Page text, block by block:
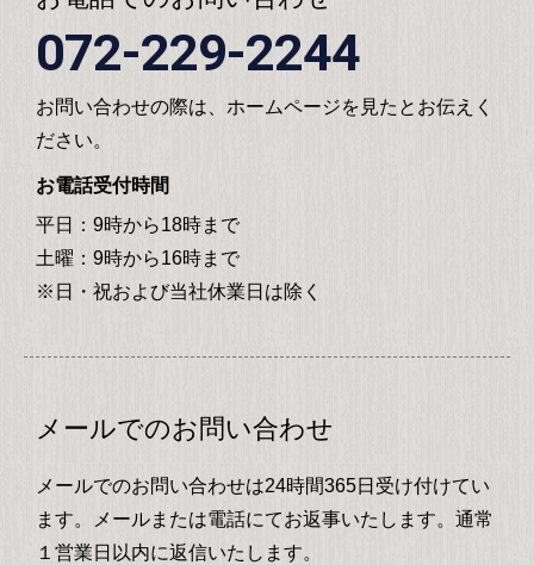
072-229-2244
お問い合わせの際は、ホームページを見たとお伝えく
ださい。
お電話受付時間
平日：9時から18時まで
土曜：9時から16時まで
※日・祝および当社休業日は除く
メールでのお問い合わせ
メールでのお問い合わせは24時間365日受け付けてい
ます。メールまたは電話にてお返事いたします。通常
１営業日以内に返信いたします。